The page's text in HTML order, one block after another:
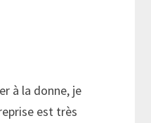
à la donne, je
est très